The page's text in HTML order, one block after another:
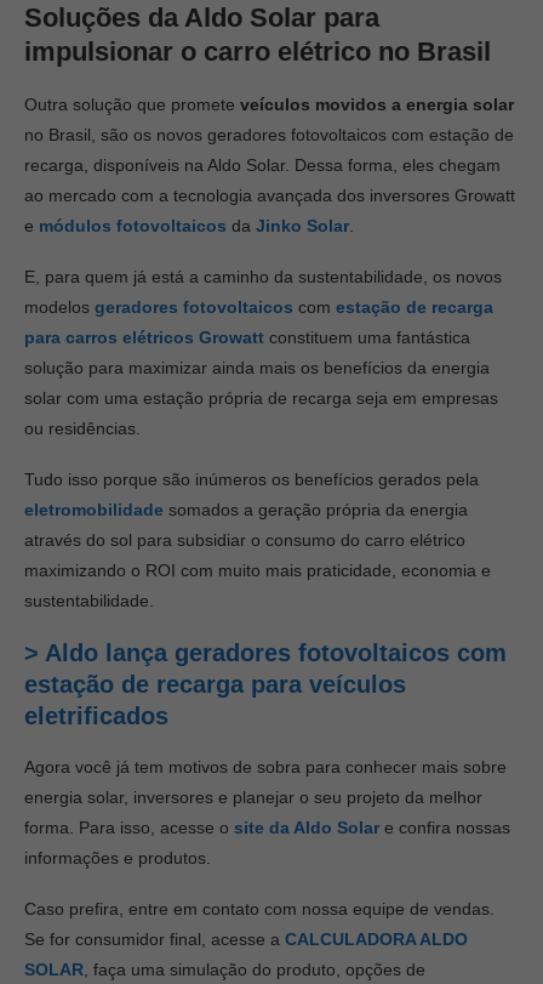
Soluções da Aldo Solar para
impulsionar o carro elétrico no Brasil
Outra solução que promete veículos movidos a energia solar
no Brasil, são os novos geradores fotovoltaicos com estação de
recarga, disponíveis na Aldo Solar. Dessa forma, eles chegam
ao mercado com a tecnologia avançada dos inversores Growatt
e módulos fotovoltaicos da Jinko Solar
E, para quem já está a caminho da sustentabilidade, os novos
modelos geradores fotovoltaicos com estação de recarga
para carros elétricos Growatt constituem uma fantástica
solução para maximizar ainda mais os benefícios da energia
solar com uma estação própria de recarga seja em empresas
ou residências.
Tudo isso porque são inúmeros os benefícios gerados pela
eletromobilidade somados a geração própria da energia
através do sol para subsidiar o consumo do carro elétrico
maximizando o ROI com muito mais praticidade, economia e
sustentabilidade.
> Aldo lança geradores fotovoltaicos com
estação de recarga para veículos
eletrificados
Agora você já tem motivos de sobra para conhecer mais sobre
energia solar, inversores e planejar o seu projeto da melhor
forma. Para isso, acesse o site da Aldo Solar e confira nossas
informações e produtos.
Caso prefira, entre em contato com nossa equipe de vendas.
Se for consumidor final, acesse a CALCULADORA ALDO
SOLAR , faça uma simulação do produto, opções de